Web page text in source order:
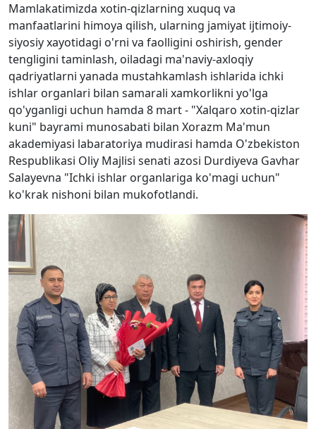
Mamlakatimizda xotin-qizlarning xuquq va
manfaatlarini himoya qilish, ularning jamiyat ijtimoiy-
siyosiy xayotidagi o'rni va faolligini oshirish, gender
tengligini taminlash, oiladagi ma'naviy-axloqiy
qadriyatlarni yanada mustahkamlash ishlarida ichki
ishlar organlari bilan samarali xamkorlikni yo'lga
qo'yganligi uchun hamda 8 mart - "Xalqaro xotin-qizlar
kuni" bayrami munosabati bilan Xorazm Ma'mun
akademiyasi labaratoriya mudirasi hamda O'zbekiston
Respublikasi Oliy Majlisi senati azosi Durdiyeva Gavhar
Salayevna "Ichki ishlar organlariga ko'magi uchun"
ko'krak nishoni bilan mukofotlandi.